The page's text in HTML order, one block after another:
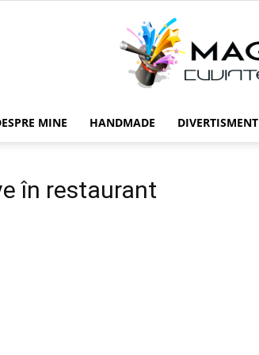
MINE HANDMADE DIVERTISMENT
în restaurant